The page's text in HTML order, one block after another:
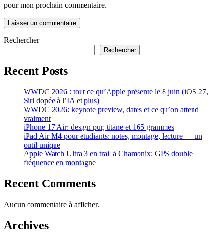
pour mon prochain commentaire.
Rechercher
Rechercher
Recent Posts
WWDC 2026 : tout ce qu’Apple présente le 8 juin (iOS 27,
Siri dopée à l’IA et plus)
WWDC 2026: keynote preview, dates et ce qu’on attend
vraiment
iPhone 17 Air: design pur, titane et 165 grammes
iPad Air M4 pour étudiants: notes, montage, lecture — un
outil unique
Apple Watch Ultra 3 en trail à Chamonix: GPS double
fréquence en montagne
Recent Comments
Aucun commentaire à afficher.
Archives